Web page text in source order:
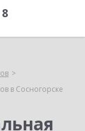
в Сосногорске